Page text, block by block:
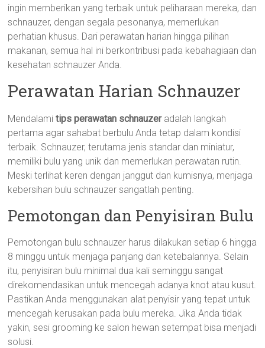
ingin memberikan yang terbaik untuk peliharaan mereka, dan
schnauzer, dengan segala pesonanya, memerlukan
perhatian khusus. Dari perawatan harian hingga pilihan
makanan, semua hal ini berkontribusi pada kebahagiaan dan
kesehatan schnauzer Anda.
Perawatan Harian Schnauzer
Mendalamitips perawatan schnauzeradalah langkah
pertama agar sahabat berbulu Anda tetap dalam kondisi
terbaik. Schnauzer, terutama jenis standar dan miniatur,
memiliki bulu yang unik dan memerlukan perawatan rutin.
Meski terlihat keren dengan janggut dan kumisnya, menjaga
kebersihan bulu schnauzer sangatlah penting.
Pemotongan dan Penyisiran Bulu
Pemotongan bulu schnauzer harus dilakukan setiap 6 hingga
8 minggu untuk menjaga panjang dan ketebalannya. Selain
itu, penyisiran bulu minimal dua kali seminggu sangat
direkomendasikan untuk mencegah adanya knot atau kusut.
Pastikan Anda menggunakan alat penyisir yang tepat untuk
mencegah kerusakan pada bulu mereka. Jika Anda tidak
yakin, sesi grooming ke salon hewan setempat bisa menjadi
solusi.